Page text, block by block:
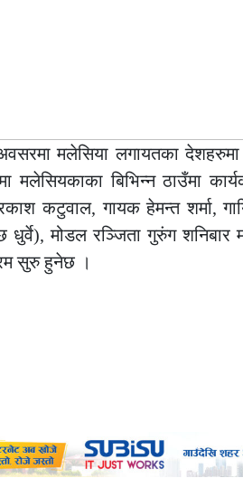
मलेसिया लगायतका
मलेसियकाका बिभिन्न ठाउँमा
कटुवाल, गायक हेमन्त शर्मा,
धुर्वे), मोडल रञ्जिता गुरुंग
सुरु हुनेछ ।